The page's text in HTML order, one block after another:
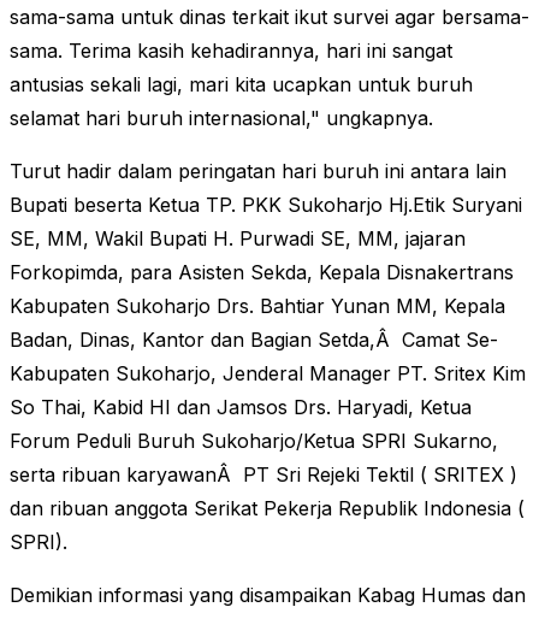
sama-sama untuk dinas terkait ikut survei agar bersama-
sama. Terima kasih kehadirannya, hari ini sangat
antusias sekali lagi, mari kita ucapkan untuk buruh
selamat hari buruh internasional," ungkapnya.
Turut hadir dalam peringatan hari buruh ini antara lain
Bupati beserta Ketua TP. PKK Sukoharjo Hj.Etik Suryani
SE, MM, Wakil Bupati H. Purwadi SE, MM, jajaran
Forkopimda, para Asisten Sekda, Kepala Disnakertrans
Kabupaten Sukoharjo Drs. Bahtiar Yunan MM, Kepala
Badan, Dinas, Kantor dan Bagian Setda,Â Camat Se-
Kabupaten Sukoharjo, Jenderal Manager PT. Sritex Kim
So Thai, Kabid HI dan Jamsos Drs. Haryadi, Ketua
Forum Peduli Buruh Sukoharjo/Ketua SPRI Sukarno,
serta ribuan karyawanÂ PT Sri Rejeki Tektil ( SRITEX )
dan ribuan anggota Serikat Pekerja Republik Indonesia (
SPRI).
Demikian informasi yang disampaikan Kabag Humas dan